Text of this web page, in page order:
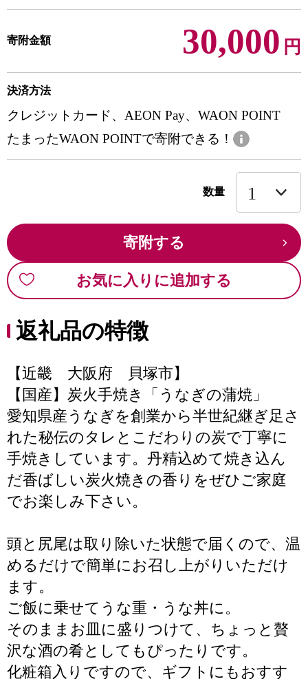
寄附金額 30,000 円
決済方法
クレジットカード、AEON Pay、WAON POINT
たまったWAON POINTで寄附できる！
数量
寄附する
お気に入りに追加する
返礼品の特徴
【近畿 大阪府 貝塚市】
【国産】炭火手焼き「うなぎの蒲焼」
愛知県産うなぎを創業から半世紀継ぎ足さ
れた秘伝のタレとこだわりの炭で丁寧に
手焼きしています。丹精込めて焼き込ん
だ香ばしい炭火焼きの香りをぜひご家庭
でお楽しみ下さい。
頭と尻尾は取り除いた状態で届くので、温
めるだけで簡単にお召し上がりいただけ
ます。
ご飯に乗せてうな重・うな丼に。
そのままお皿に盛りつけて、ちょっと贅
沢な酒の肴としてもぴったりです。
化粧箱入りですので、ギフトにもおすす